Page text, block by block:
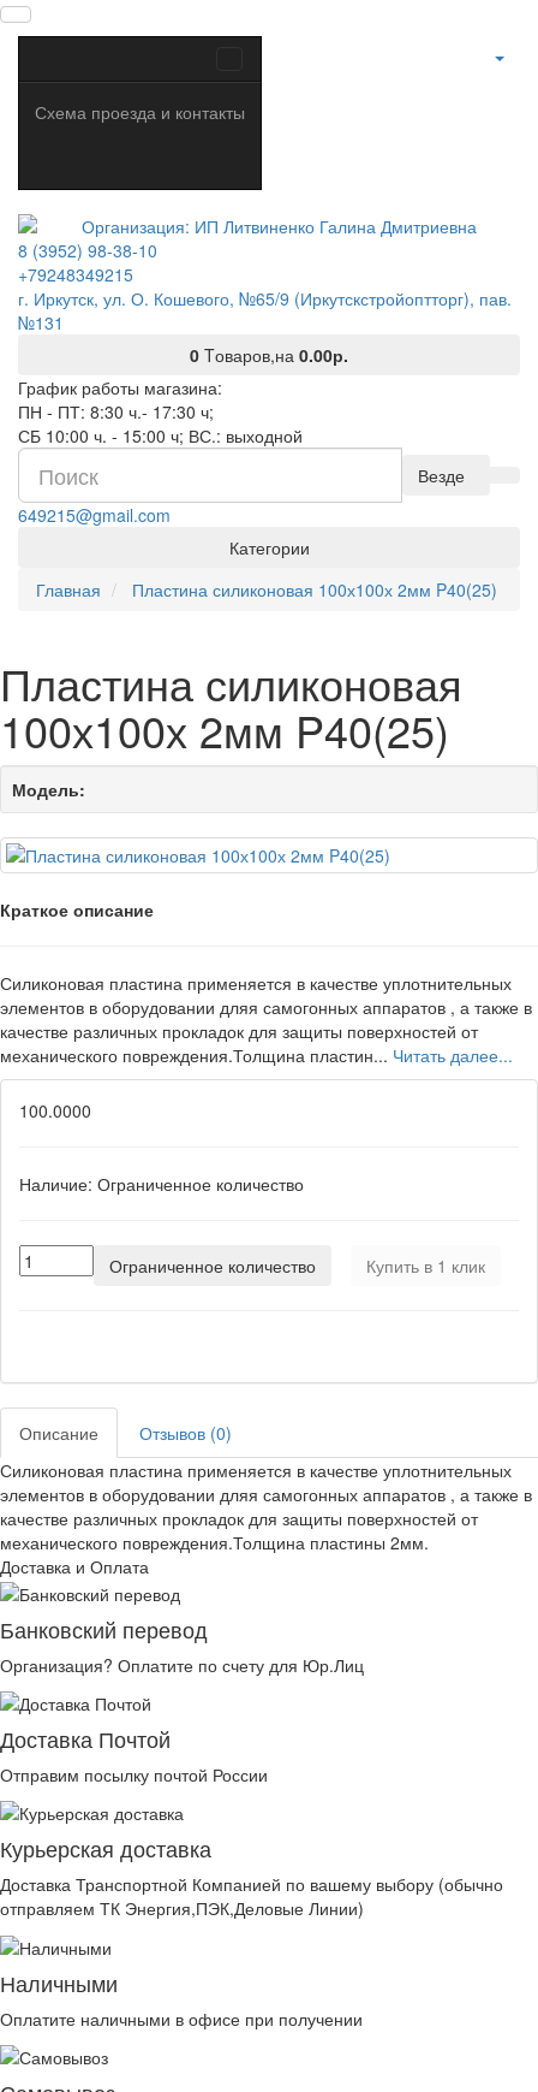
Схема проезда и контакты
8 (3952) 98-38-10
+79248349215
г. Иркутск, ул. О. Кошевого, №65/9 (Иркутскстройоптторг), пав.
№131
0 Tоваров,на 0.00р.
График работы магазина:
ПН - ПТ: 8:30 ч.- 17:30 ч;
СБ 10:00 ч. - 15:00 ч; ВС.: выходной
Везде
649215@gmail.com
Категории
Главная
Пластина силиконовая 100х100х 2мм P40(25)
Пластина силиконовая
100х100х 2мм P40(25)
Модель:
Краткое описание
Силиконовая пластина применяется в качестве уплотнительных
элементов в оборудовании дляя самогонных аппаратов , а также в
качестве различных прокладок для защиты поверхностей от
механического повреждения.Толщина пластин... Читать далее...
100.0000
Наличие: Ограниченное количество
Ограниченное количество Купить в 1 клик
Описание
Отзывов (0)
Силиконовая пластина применяется в качестве уплотнительных
элементов в оборудовании дляя самогонных аппаратов , а также в
качестве различных прокладок для защиты поверхностей от
механического повреждения.Толщина пластины 2мм.
Доставка и Оплата
Банковский перевод
Организация? Оплатите по счету для Юр.Лиц
Доставка Почтой
Отправим посылку почтой России
Курьерская доставка
Доставка Транспортной Компанией по вашему выбору (обычно
отправляем ТК Энергия,ПЭК,Деловые Линии)
Наличными
Оплатите наличными в офисе при получении